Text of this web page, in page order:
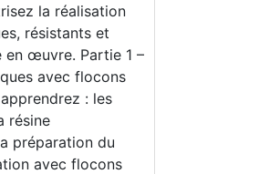
la réalisation
résistants et
en œuvre. Partie 1 –
avec flocons
: les
résine
préparation du
avec flocons